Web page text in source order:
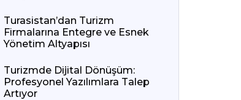
Turasistan’dan Turizm
Firmalarına Entegre ve Esnek
Yönetim Altyapısı
Turizmde Dijital Dönüşüm:
Profesyonel Yazılımlara Talep
Artıyor